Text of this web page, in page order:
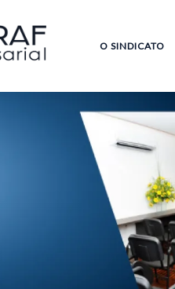
O SINDICATO